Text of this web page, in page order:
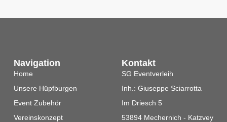
Navigation
Home
Unsere Hüpfburgen
Event Zubehör
Vereinskonzept
Kontakt
SG Eventverleih
Inh.: Giuseppe Sciarrotta
Im Driesch 5
53894 Mechernich - Katzvey